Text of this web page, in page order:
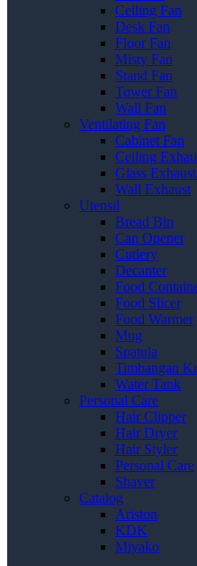
Ceiling Fan
Desk Fan
Floor Fan
Misty Fan
Stand Fan
Tower Fan
Wall Fan
Ventilating Fan
Cabinet Fan
Ceiling
Glass
Wall Exhaust
Utensil
Bread Bin
Can Opener
Cutlery
Decanter
Food
Food Slicer
Food Warmer
Mug
Spatula
Timbangan
Water Tank
Personal Care
Hair Clipper
Hair Dryer
Hair Styler
Personal Care
Shaver
Catalog
Ariston
KDK
Miyako